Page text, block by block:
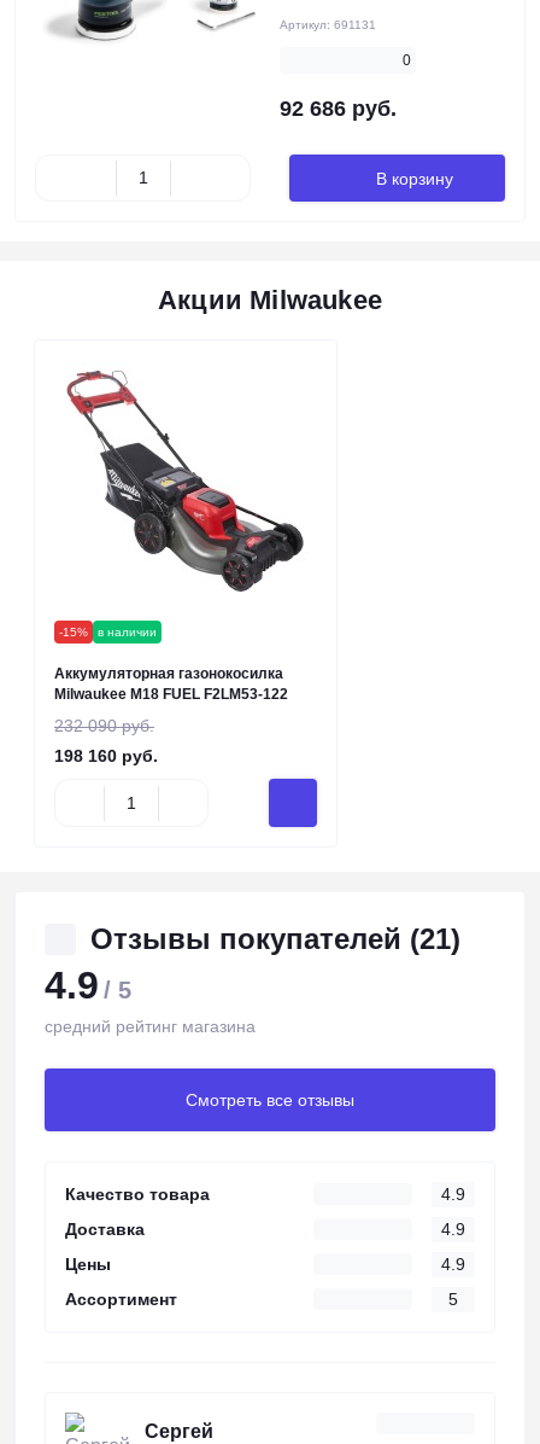
Артикул: 691131
0
92 686 руб.
В корзину
Акции Milwaukee
-15% в наличии
Аккумуляторная газонокосилка
Milwaukee M18 FUEL F2LM53-122
232 090 руб.
198 160 руб.
Отзывы покупателей (21)
4.9 / 5
средний рейтинг магазина
Смотреть все отзывы
Качество товара
4.9
Доставка
4.9
Цены
4.9
Ассортимент
5
Сергей